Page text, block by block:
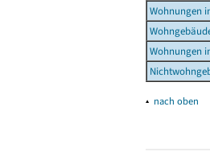
Wohnungen
Wohnungen
▴ nach oben